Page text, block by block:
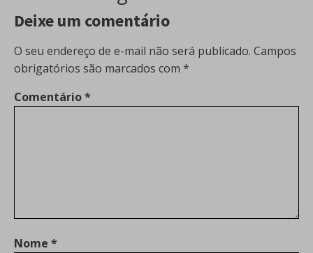
Deixe um comentário
O seu endereço de e-mail não será publicado. Campos
obrigatórios são marcados com *
Comentário*
Nome *